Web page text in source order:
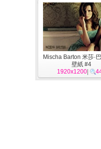
Mischa Barton 米莎·
壁紙 #4
1920x1200